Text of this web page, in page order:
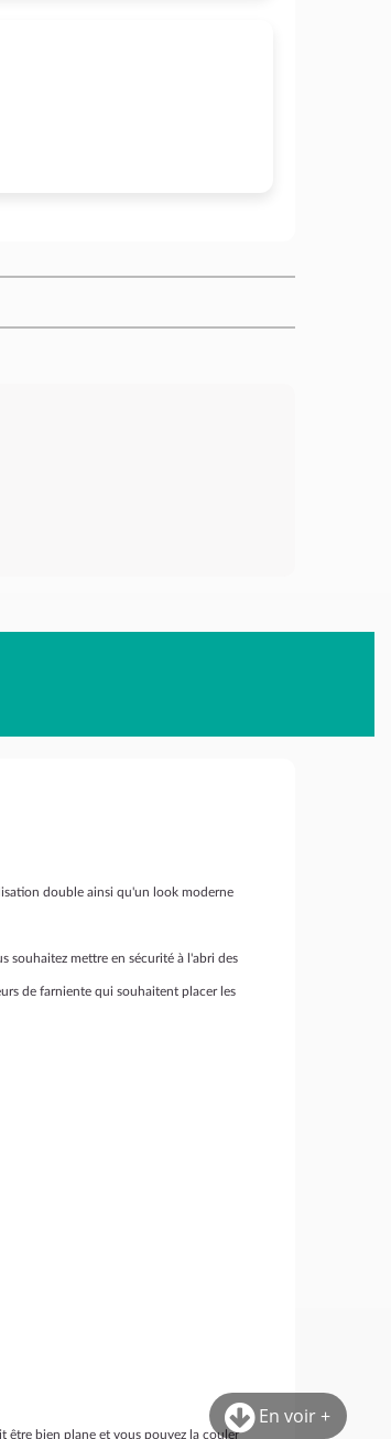
En voir +
double ainsi qu'un look moderne
souhaitez mettre en sécurité à l'abri des
de farniente qui souhaitent placer les
être bien plane et vous pouvez la couler